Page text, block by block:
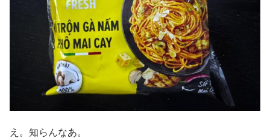
え。知らんなあ。